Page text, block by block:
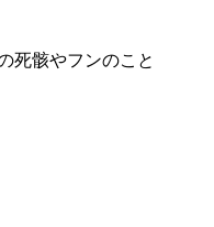
死骸やフンのこと